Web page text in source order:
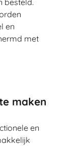
besteld.
en
met
maken
en